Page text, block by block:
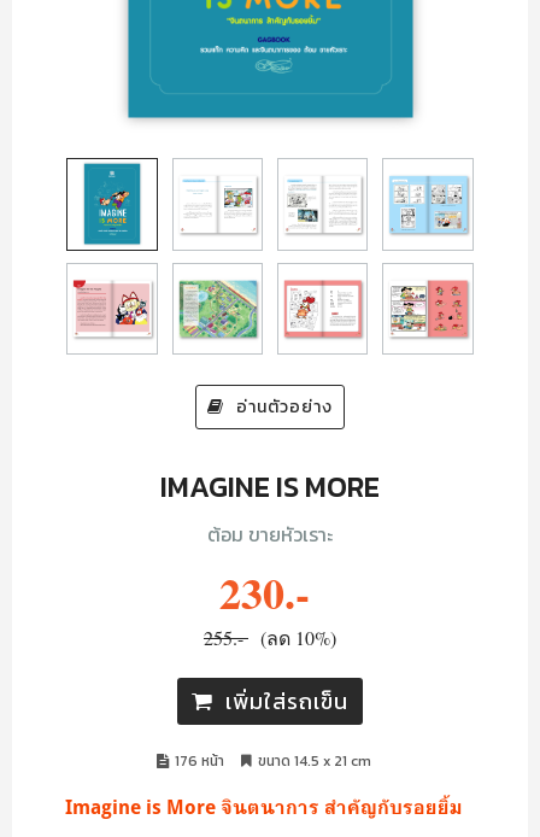
อ่านตัวอย่าง
IMAGINE IS MORE
ต้อม ขายหัวเราะ
230.-
255.- (ลด 10%)
เพิ่มใส่รถเข็น
176 หน้า ขนาด 14.5 x 21 cm
Imagine is More จินตนาการ สำคัญกับรอยยิ้ม